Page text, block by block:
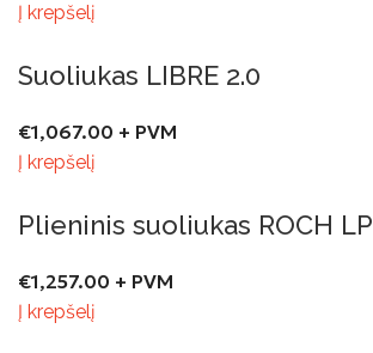
Į krepšelį
Suoliukas LIBRE 2.0
€1,067.00 + PVM
Į krepšelį
Plieninis suoliukas ROCH LP
€1,257.00 + PVM
Į krepšelį